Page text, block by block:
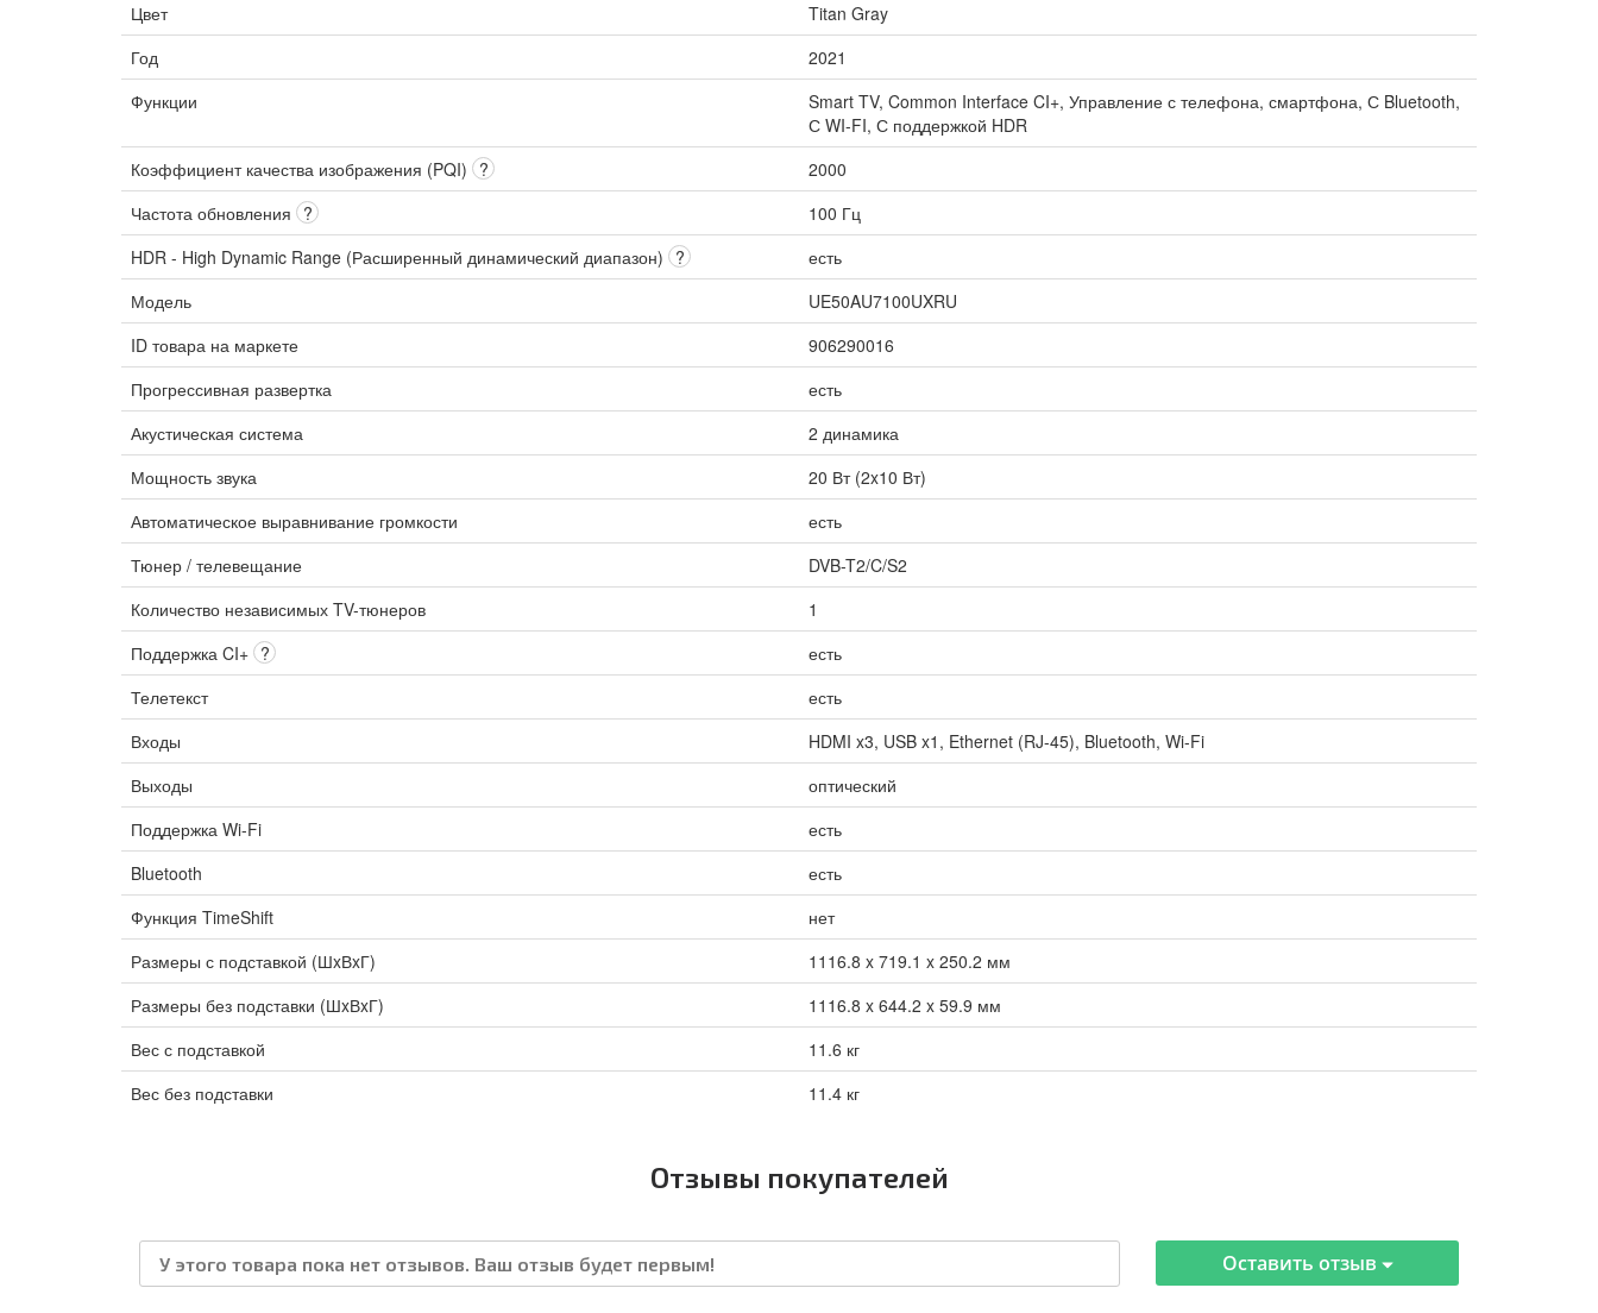
Цвет
Titan Gray
Год
2021
Функции
Smart TV, Common Interface CI+, Управление с телефона, смартфона, С Bluetooth,
С WI-FI, С поддержкой HDR
Коэффициент качества изображения (PQI) ?
2000
Частота обновления ?
100 Гц
HDR - High Dynamic Range (Расширенный динамический диапазон) ?
есть
Модель
UE50AU7100UXRU
ID товара на маркете
906290016
Прогрессивная развертка
есть
Акустическая система
2 динамика
Мощность звука
20 Вт (2x10 Вт)
Автоматическое выравнивание громкости
есть
Тюнер / телевещание
DVB-T2/C/S2
Количество независимых TV-тюнеров
1
Поддержка CI+ ?
есть
Телетекст
есть
Входы
HDMI x3, USB x1, Ethernet (RJ-45), Bluetooth, Wi-Fi
Выходы
оптический
Поддержка Wi-Fi
есть
Bluetooth
есть
Функция TimeShift
нет
Размеры с подставкой (ШxВxГ)
1116.8 x 719.1 x 250.2 мм
Размеры без подставки (ШxВxГ)
1116.8 x 644.2 x 59.9 мм
Вес с подставкой
11.6 кг
Вес без подставки
11.4 кг
Отзывы покупателей
У этого товара пока нет отзывов. Ваш отзыв будет первым! Оставить отзыв